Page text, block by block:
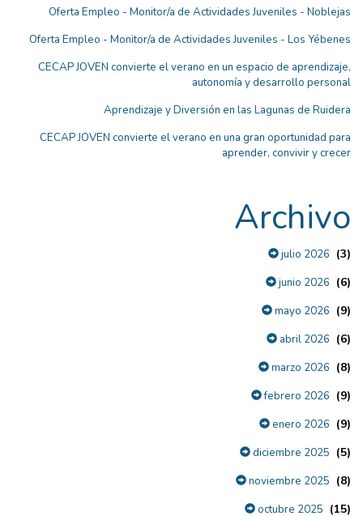
Oferta Empleo - Monitor/a de Actividades Juveniles - Noblejas
Oferta Empleo - Monitor/a de Actividades Juveniles - Los Yébenes
CECAP JOVEN convierte el verano en un espacio de aprendizaje,
autonomía y desarrollo personal
Aprendizaje y Diversión en las Lagunas de Ruidera
CECAP JOVEN convierte el verano en una gran oportunidad para
aprender, convivir y crecer
Archivo
julio 2026 (3)
junio 2026 (6)
mayo 2026 (9)
abril 2026 (6)
marzo 2026 (8)
febrero 2026 (9)
enero 2026 (9)
diciembre 2025 (5)
noviembre 2025 (8)
octubre 2025 (15)